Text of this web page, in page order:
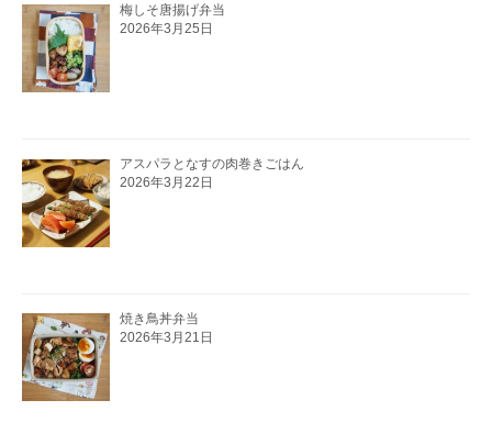
梅しそ唐揚げ弁当
2026年3月25日
アスパラとなすの肉巻きごはん
2026年3月22日
焼き鳥丼弁当
2026年3月21日